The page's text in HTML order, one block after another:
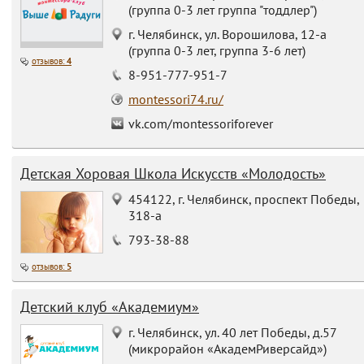
метод Глена Домана, доказавшего бесспорную
ранних занятий гимнастикой для развития
динамическая гимнастика, основанная на приобщению
физзанятиям крошек, ещё и не умеющих двигаться, -
подбрасывают, крутят вокруг себя, держат на весу,
под мышки и т.д.;
грудничковое плавание, когда занятия с
начинают со дня рождения в ванной и продолжают
бассейне, сопровождая плавательный
специальными упражнениями.
2. Общее развитие.
Среди множества методик обучения наукам параллельно
развитием самостоятельности в учёбе чаще всего
система обучения Зайцева, созданная для
как детских учреждениях, так и в домашних условиях;
особенностью является стремление упростить
обучения, сделав его интересным и весёлым занятием;
методика Сесиль Лупан, настаивавшей на том,
отзывов:4
(группа 0-3 лет группа "тоддлер")
г. Челябинск, ул. Ворошилова, 12-а
(группа 0-3 лет, группа 3-6 лет)
‎‎8-951-777-951-7
montessori74.ru/
vk.com/montessoriforever
Детская Хоровая Школа Искусств «Молодость»
отзывов: 5
454122, г. Челябинск, проспект Победы,
318-а
793-38-88
Детский клуб «Академиум»
г. Челябинск, ул. 40 лет Победы, д.57
(микрорайон «АкадемРиверсайд»)